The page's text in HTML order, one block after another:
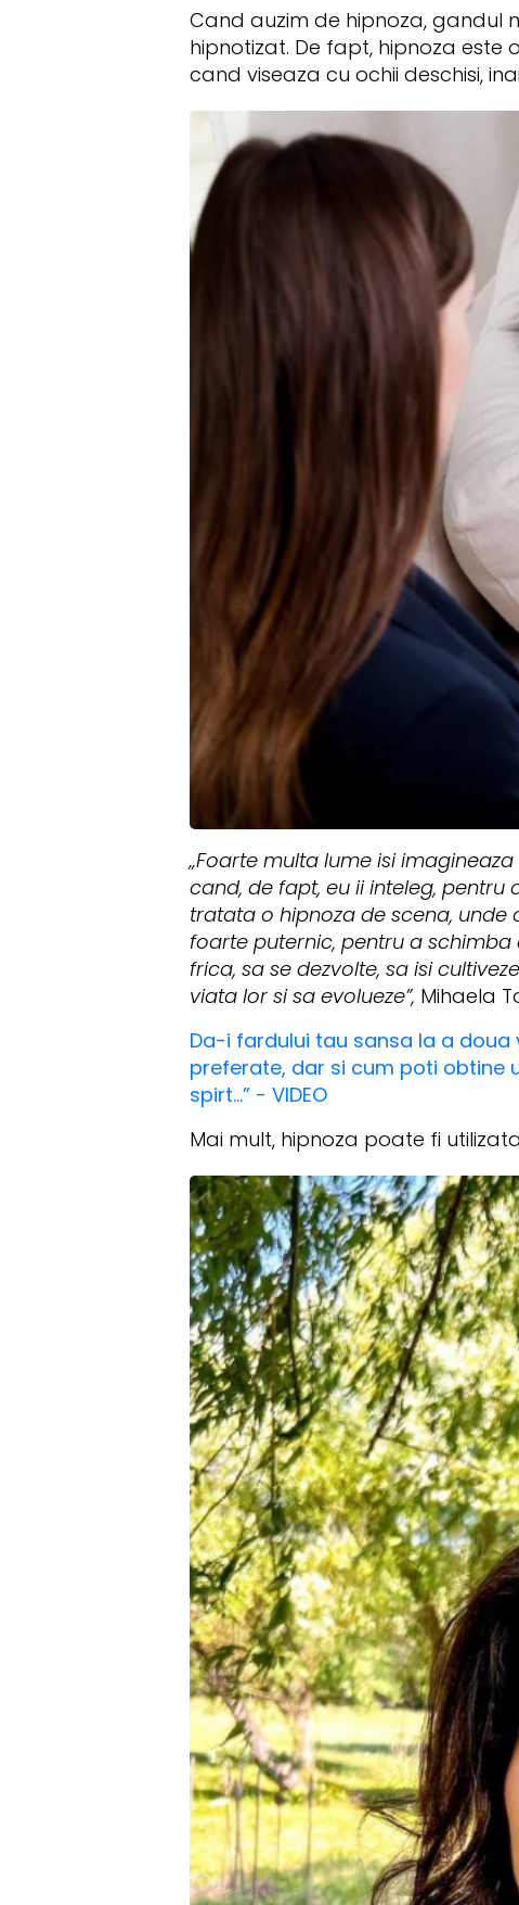
Cand auzim de hipnoza, gandul
hipnotizat. De fapt, hipnoza este
cand viseaza cu ochii deschisi,
„Foarte multa lume isi
cand, de fapt, eu ii inteleg,
tratata o hipnoza de scena, unde
foarte puternic, pentru a
frica, sa se dezvolte, sa isi
viata lor si sa evolueze”, Mihaela
Da-i fardului tau sansa la a
preferate, dar si cum poti obtine
spirt...” - VIDEO
Mai mult, hipnoza poate fi